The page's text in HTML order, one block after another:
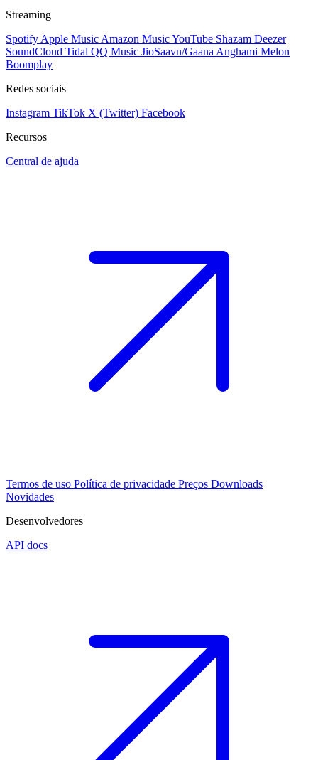
Streaming
Spotify Apple Music Amazon MusicYouTube Shazam Deezer
SoundCloud Tidal QQ Music JioSaavn/Gaana Anghami Melon
Boomplay
Redes sociais
Instagram TikTok X (Twitter) Facebook
Recursos
Central de ajuda
Termos de uso Política de privacidade Preços Downloads
Novidades
Desenvolvedores
API docs